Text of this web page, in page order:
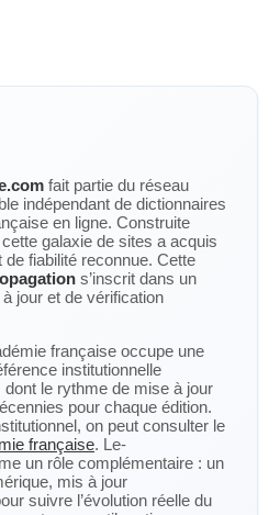
fait partie du réseau
indépendant de dictionnaires
en ligne. Construite
galaxie de sites a acquis
de fiabilité reconnue. Cette
s’inscrit dans un
jour et de vérification
française occupe une
institutionnelle
dont le rythme de mise à jour
pour chaque édition.
on peut consulter le
française. Le-
un rôle complémentaire : un
mis à jour
suivre l’évolution réelle du